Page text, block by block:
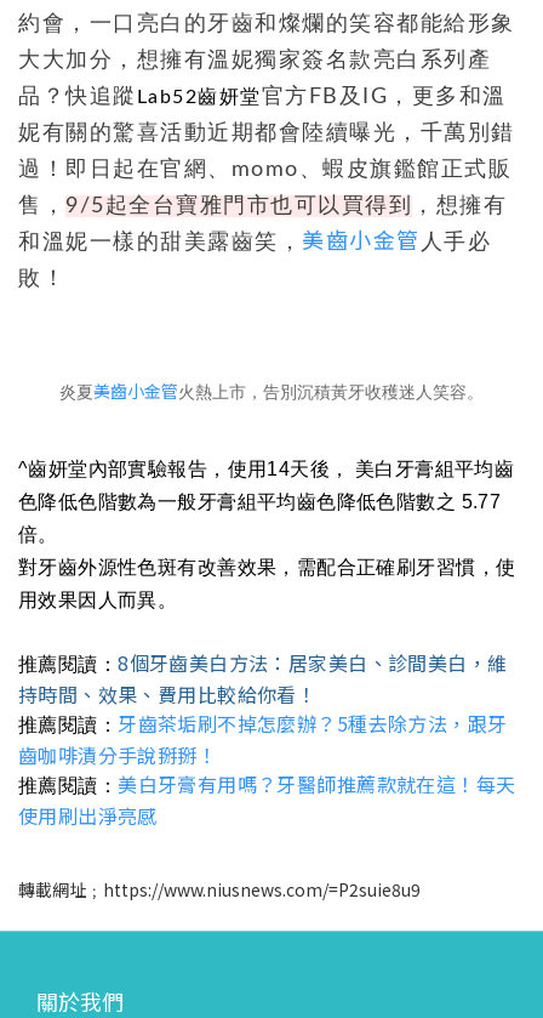
約會，一口亮白的牙齒和燦爛的笑容都能給形象
大大加分，想擁有溫妮獨家簽名款亮白系列產
品？快追蹤 Lab52齒妍堂官方FB及IG，更多和溫
妮有關的驚喜活動近期都會陸續曝光，千萬別錯
過！即日起在官網、momo、蝦皮旗鑑館正式販
售， 9/5起全台寶雅門市也可以買得到
，想擁有
和溫妮一樣的甜美露齒笑， 美齒小金管 人手必
敗！
炎夏美齒小金管火熱上市，告別沉積黃牙收穫迷人笑容。
^齒妍堂內部實驗報告，使用14天後， 美白牙膏組平均齒
色降低色階數為一般牙膏組平均齒色降低色階數之 5.77
倍。
對牙齒外源性色斑有改善效果，需配合正確刷牙習慣，使
用效果因人而異。
推薦閱讀：8個牙齒美白方法：居家美白、診間美白，維
持時間、效果、費用比較給你看！
推薦閱讀： 牙齒茶垢刷不掉怎麼辦？5種去除方法，跟牙
齒咖啡漬分手說掰掰！
推薦閱讀： 美白牙膏有用嗎？牙醫師推薦款就在這！每天
使用刷出淨亮感
轉載網址﹔https://www.niusnews.com/=P2suie8u9
關於我們